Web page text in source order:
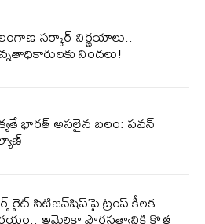
సర్కార్ నిర్ణయాలు..
నిందలు!
భారత్ అసలైన బలం: పవన్
రైట్ సిటిజన్‌షిప్‌‌‌’పై ట్రంప్ కీలక
అమెరికా పౌరసత్వానికి కొత్త